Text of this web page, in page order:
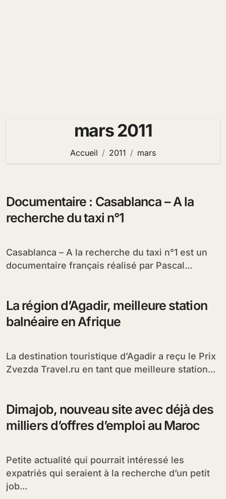
mars 2011
Accueil 2011 mars
Documentaire : Casablanca – A la
recherche du taxi n°1
Casablanca – A la recherche du taxi n°1 est un
documentaire français réalisé par Pascal...
La région d’Agadir, meilleure station
balnéaire en Afrique
La destination touristique d’Agadir a reçu le Prix
Zvezda Travel.ru en tant que meilleure station...
Dimajob, nouveau site avec déjà des
milliers d’offres d’emploi au Maroc
Petite actualité qui pourrait intéressé les
expatriés qui seraient à la recherche d’un petit
job...